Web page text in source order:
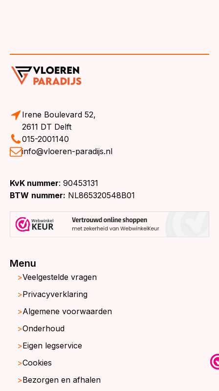
Irene Boulevard 52,
2611 DT Delft
015-2001140
info@vloeren-paradijs.nl
KvK nummer: 90453131
BTW nummer: NL865320548B01
Menu
Veelgestelde vragen
Privacyverklaring
Algemene voorwaarden
Onderhoud
Eigen legservice
Cookies
Bezorgen en afhalen